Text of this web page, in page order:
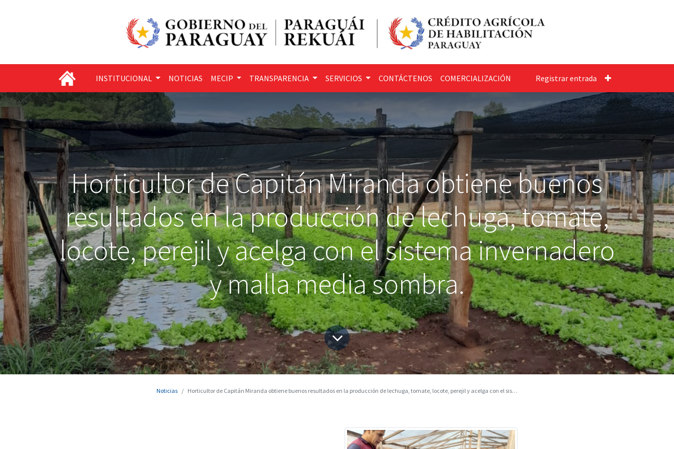
INSTITUCIONAL NOTICIAS MECIP TRANSPARENCIA SERVICIOS CONTÁCTENOS COMERCIALIZACIÓN Registrar entrada
Horticultor de Capitán Miranda obtiene buenos
resultados en la producción de lechuga, tomate,
locote, perejil y acelga con el sistema invernadero
y malla media sombra.
Noticias Horticultor de Capitán Miranda obtiene buenos resultados en la producción de lechuga, tomate, locote, perejil y acelga con el sistema invernadero y malla media sombra.